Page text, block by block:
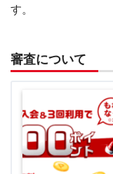
す。
審査について